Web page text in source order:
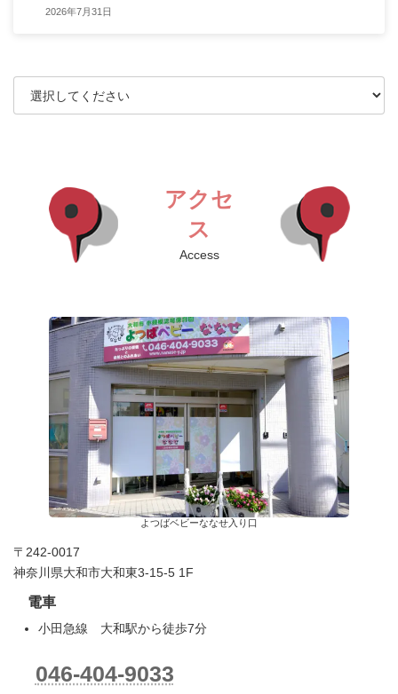
2026年7月31日
アクセ
ス
Access
よつばベビーななせ入り口
〒242-0017
神奈川県大和市大和東3-15-5 1F
電車
小田急線 大和駅から徒歩7分
046-404-9033